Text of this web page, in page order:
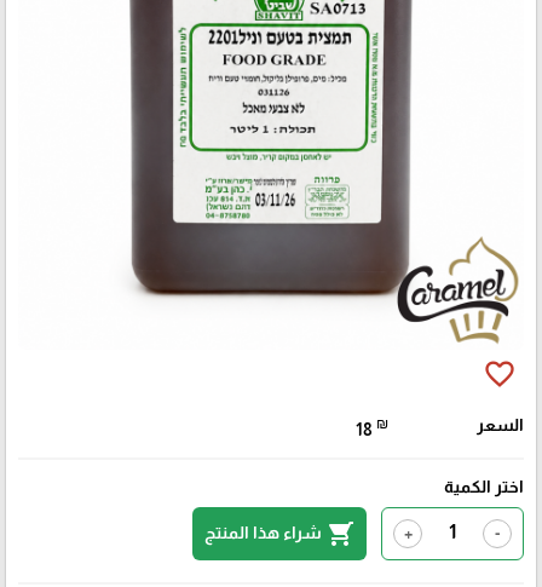
favorite_border
السعر 18 ₪
اختر الكمية
-
+
shopping_cart شراء هذا المنتج